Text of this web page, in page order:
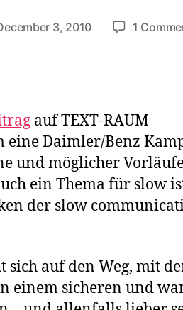
3, 2010 1
auf TEXT-RAUM
eine Daimler/Benz
und möglicher
ein Thema für slow
der slow
auf den Weg, mit
einem sicheren und